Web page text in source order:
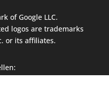
of Google LLC.
logos are trademarks
or its affiliates.